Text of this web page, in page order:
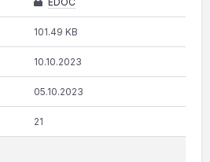
101.49 KB
10.10.2023
05.10.2023
21